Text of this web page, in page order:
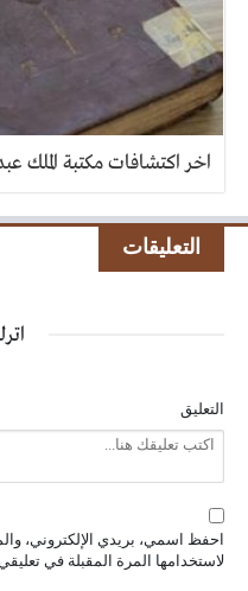
اخر اكتشافات مكتبة الملك
التعليقات
التعليق
احفظ اسمي، بريدي الإلكتروني،
لاستخدامها المرة المقبلة في